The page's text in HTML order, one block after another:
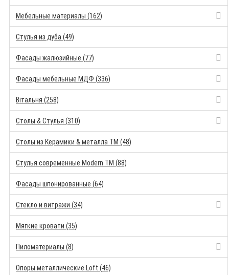
Мебельные материалы (162)
Стулья из дуба (49)
Фасады жалюзийные (77)
Фасады мебельные МДФ (336)
Вітальня (258)
Столы & Стулья (310)
Столы из Керамики & металла TM (48)
Стулья современные Modern TM (88)
Фасады шпонированные (64)
Стекло и витражи (34)
Мягкие кровати (35)
Пиломатериалы (8)
Опоры металлические Loft (46)